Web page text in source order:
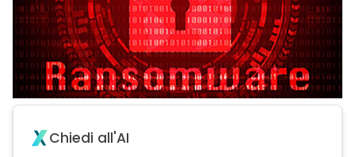
Chiedi all'AI